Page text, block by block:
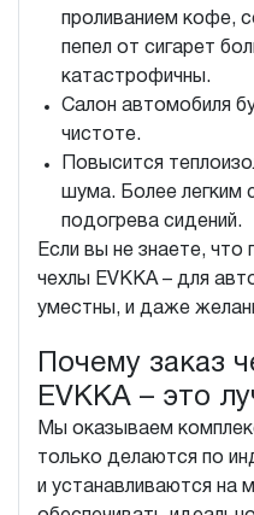
проливанием кофе,
пепел от сигарет
катастрофичны.
Салон автомобиля
чистоте.
Повысится
шума. Более легким
подогрева сидений.
Если вы не знаете,
чехлы EVKKA – для
уместны, и даже
Почему заказ
EVKKA – это
Мы оказываем
только делаются по
и устанавливаются